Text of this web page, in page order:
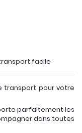
facile
transport pour votre
parfaitement les
dans toutes